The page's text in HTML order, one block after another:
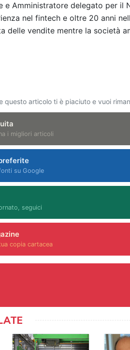
e Amministratore delegato per il
nel fintech e oltre 20 anni
delle vendite mentre la società
questo articolo ti è piaciuto e vuoi
i migliori articoli
su Google
seguici
copia cartacea